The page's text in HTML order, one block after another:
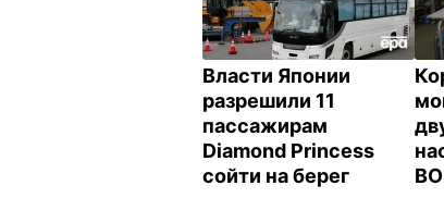
Власти Японии
разрешили 11
пассажирам
Diamond Princess
сойти на берег